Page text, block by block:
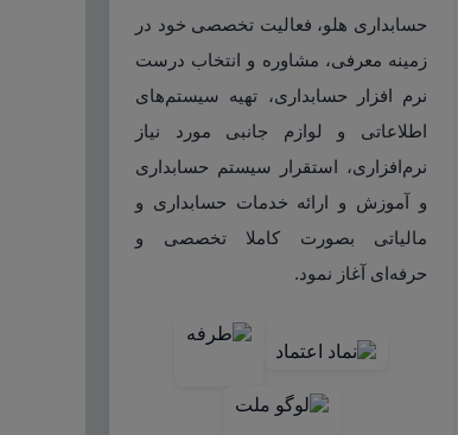
حسابداری هلو، فعالیت تخصصی خود در
زمینه معرفی، مشاوره و انتخاب درست
نرم افزار حسابداری، تهیه سیستم‌های
اطلاعاتی و لوازم جانبی مورد نیاز
نرم‌افزاری، استقرار سیستم حسابداری
و آموزش و ارائه خدمات حسابداری و
مالیاتی بصورت کاملا تخصصی و
حرفه‌ای آغاز نمود.